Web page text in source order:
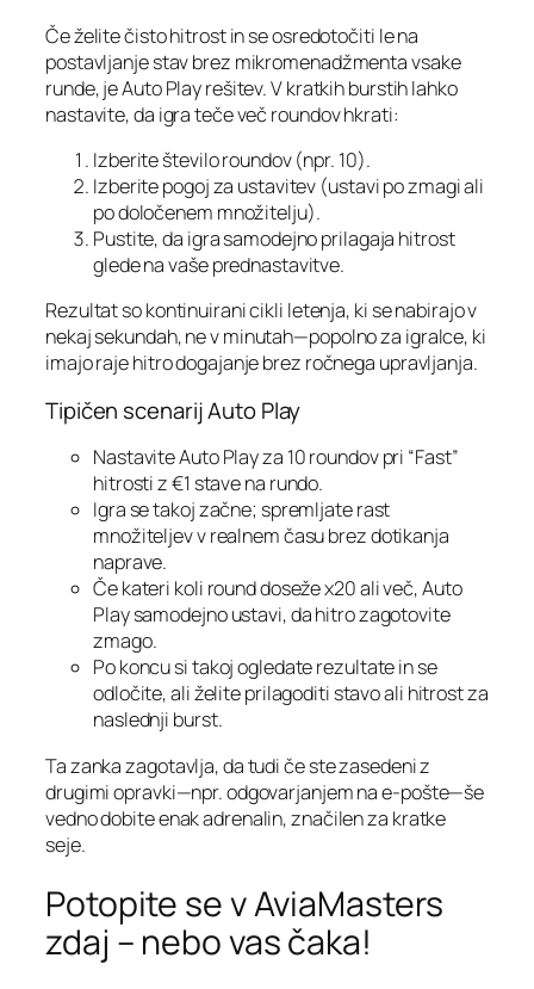
Če želite čisto hitrost in se osredotočiti le na
postavljanje stav brez mikromenadžmenta vsake
runde, je Auto Play rešitev. V kratkih burstih lahko
nastavite, da igra teče več roundov hkrati:
Izberite število roundov (npr. 10).
Izberite pogoj za ustavitev (ustavi po zmagi ali
po določenem množitelju).
Pustite, da igra samodejno prilagaja hitrost
glede na vaše prednastavitve.
Rezultat so kontinuirani cikli letenja, ki se nabirajo v
nekaj sekundah, ne v minutah—popolno za igralce, ki
imajo raje hitro dogajanje brez ročnega upravljanja.
Tipičen scenarij Auto Play
Nastavite Auto Play za 10 roundov pri “Fast”
hitrosti z €1 stave na rundo.
Igra se takoj začne; spremljate rast
množiteljev v realnem času brez dotikanja
naprave.
Če kateri koli round doseže x20 ali več, Auto
Play samodejno ustavi, da hitro zagotovite
zmago.
Po koncu si takoj ogledate rezultate in se
odločite, ali želite prilagoditi stavo ali hitrost za
naslednji burst.
Ta zanka zagotavlja, da tudi če ste zasedeni z
drugimi opravki—npr. odgovarjanjem na e‑pošte—še
vedno dobite enak adrenalin, značilen za kratke
seje.
Potopite se v AviaMasters
zdaj – nebo vas čaka!